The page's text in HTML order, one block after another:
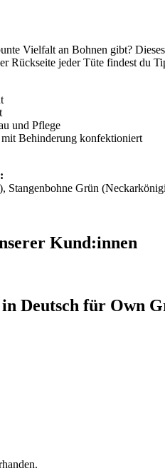
Vielfalt an Bohnen gibt?
Rückseite jeder Tüte findest du
und Pflege
Behinderung konfektioniert
Grün
Kund:innen
Deutsch für Own